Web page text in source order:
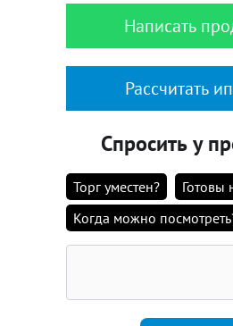
Написать
Рассчитать
Спросить у
Торг уместен?
Готовы
Когда можно